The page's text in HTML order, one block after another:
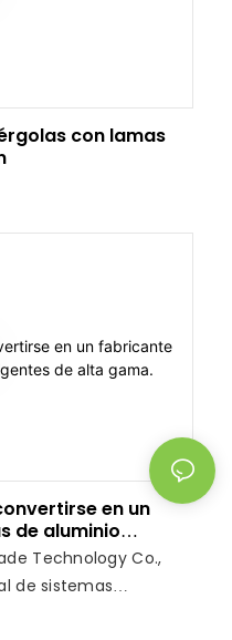
con lamas
en un
de aluminio
Technology Co.,
de sistemas